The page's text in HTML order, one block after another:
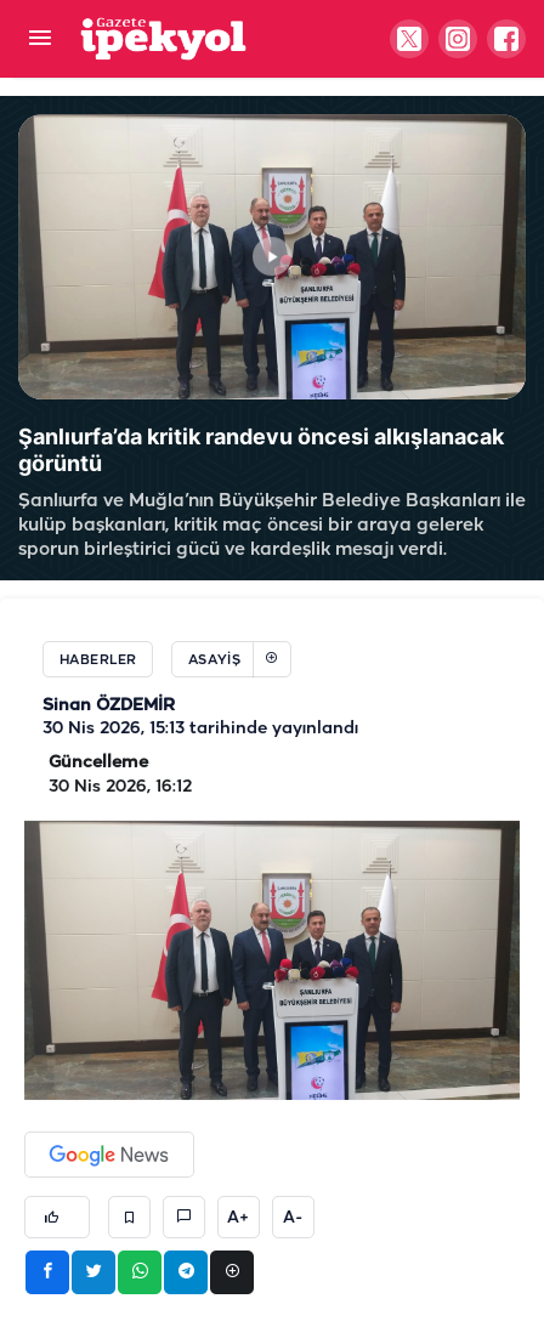
Şanlıurfa’da kritik randevu öncesi alkışlanacak
görüntü
Şanlıurfa ve Muğla’nın Büyükşehir Belediye Başkanları ile
kulüp başkanları, kritik maç öncesi bir araya gelerek
sporun birleştirici gücü ve kardeşlik mesajı verdi.
HABERLER ASAYIŞ
Sinan ÖZDEMİR
30 Nis 2026, 15:13 tarihinde yayınlandı
Güncelleme
30 Nis 2026, 16:12
A+ A-
Jandarmadan Şanlıurfa’da göçmen kaçakçılığı
operasyonu: 21 kişi tutuklandı